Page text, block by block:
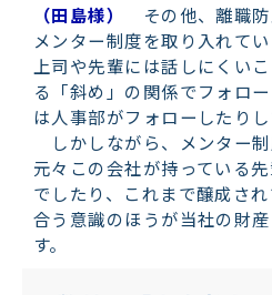
（田島様）
その他、離職防
メンター制度を取り入れて
上司や先輩には話しにくい
る「斜め」の関係でフォロ
は人事部がフォローしたりし
しかしながら、メンター制
元々この会社が持っている
でしたり、これまで醸成さ
合う意識のほうが当社の財
す。